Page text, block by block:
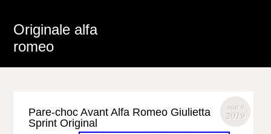
Originale alfa
romeo
mai 9
2019
Pare-choc Avant Alfa Romeo Giulietta
Sprint Original